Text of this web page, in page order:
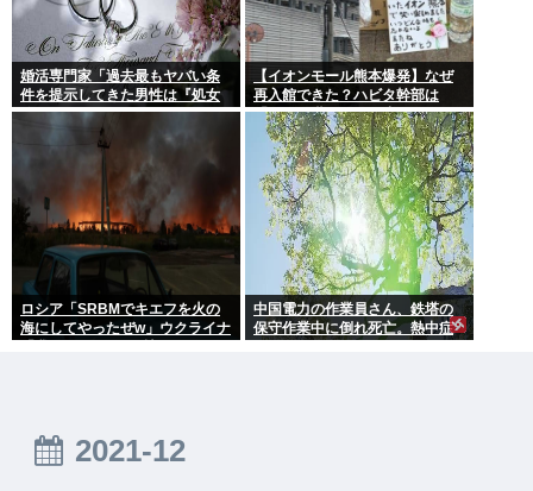
婚活専門家「過去最もヤバい条
件を提示してきた男性は『処女
信仰』」ケンモメン…
【イオンモール熊本爆発】なぜ
再入館できた？ハビタ幹部は
「モール職員は引き止めなかっ
た」イオン「運用を徹底できな
かった可能性」
ロシア「SRBMでキエフを火の
海にしてやったぜw」ウクライナ
中国電力の作業員さん、鉄塔の
保守作業中に倒れ死亡。熱中症
2021-12